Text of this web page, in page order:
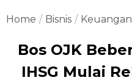
Home Bisnis Keuangan
Bos OJK
IHSG Mulai